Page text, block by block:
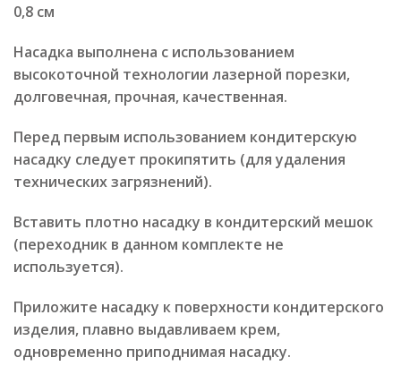
0,8 см
Насадка выполнена с использованием
высокоточной технологии лазерной порезки,
долговечная, прочная, качественная.
Перед первым использованием кондитерскую
насадку следует прокипятить (для удаления
технических загрязнений).
Вставить плотно насадку в кондитерский мешок
(переходник в данном комплекте не
используется).
Приложите насадку к поверхности кондитерского
изделия, плавно выдавливаем крем,
одновременно приподнимая насадку.